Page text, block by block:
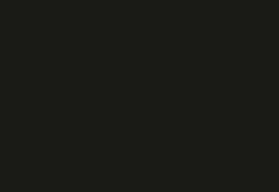
temporada em 2020.
bastante, parecia ter
o importante gol da